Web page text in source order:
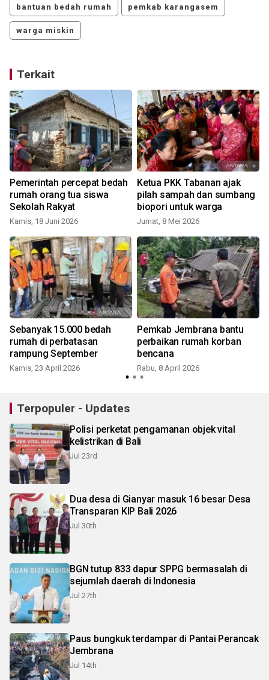
bantuan bedah rumah pemkab karangasem
warga miskin
Terkait
Pemerintah percepat bedah
rumah orang tua siswa
Sekolah Rakyat
Kamis, 18 Juni 2026
Ketua PKK Tabanan ajak
pilah sampah dan sumbang
biopori untuk warga
Jumat, 8 Mei 2026
Sebanyak 15.000 bedah
rumah di perbatasan
rampung September
Kamis, 23 April 2026
Pemkab Jembrana bantu
perbaikan rumah korban
bencana
Rabu, 8 April 2026
Terpopuler - Updates
Polisi perketat pengamanan objek vital
kelistrikan di Bali
Jul 23rd
Dua desa di Gianyar masuk 16 besar Desa
Transparan KIP Bali 2026
Jul 30th
BGN tutup 833 dapur SPPG bermasalah di
sejumlah daerah di Indonesia
Jul 27th
Paus bungkuk terdampar di Pantai Perancak
Jembrana
Jul 14th